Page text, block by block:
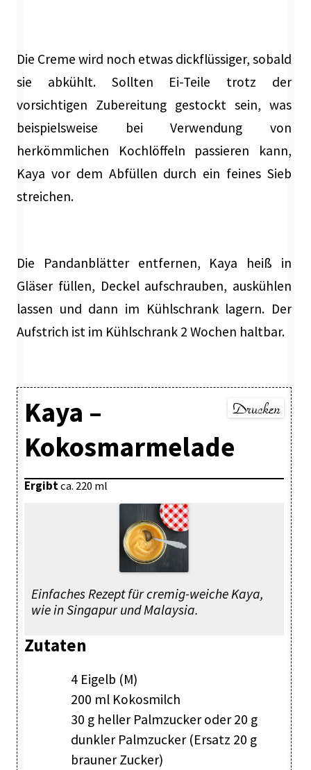
Die Creme wird noch etwas dickflüssiger, sobald
sie abkühlt. Sollten Ei-Teile trotz der
vorsichtigen Zubereitung gestockt sein, was
beispielsweise bei Verwendung von
herkömmlichen Kochlöffeln passieren kann,
Kaya vor dem Abfüllen durch ein feines Sieb
streichen.
Die Pandanblätter entfernen, Kaya heiß in
Gläser füllen, Deckel aufschrauben, auskühlen
lassen und dann im Kühlschrank lagern. Der
Aufstrich ist im Kühlschrank 2 Wochen haltbar.
Kaya –
Kokosmarmelade
Ergibtca. 220 ml
Einfaches Rezept für cremig-weiche Kaya,
wie in Singapur und Malaysia.
Zutaten
4 Eigelb (M)
200 ml Kokosmilch
30 g heller Palmzucker oder 20 g
dunkler Palmzucker (Ersatz 20 g
brauner Zucker)